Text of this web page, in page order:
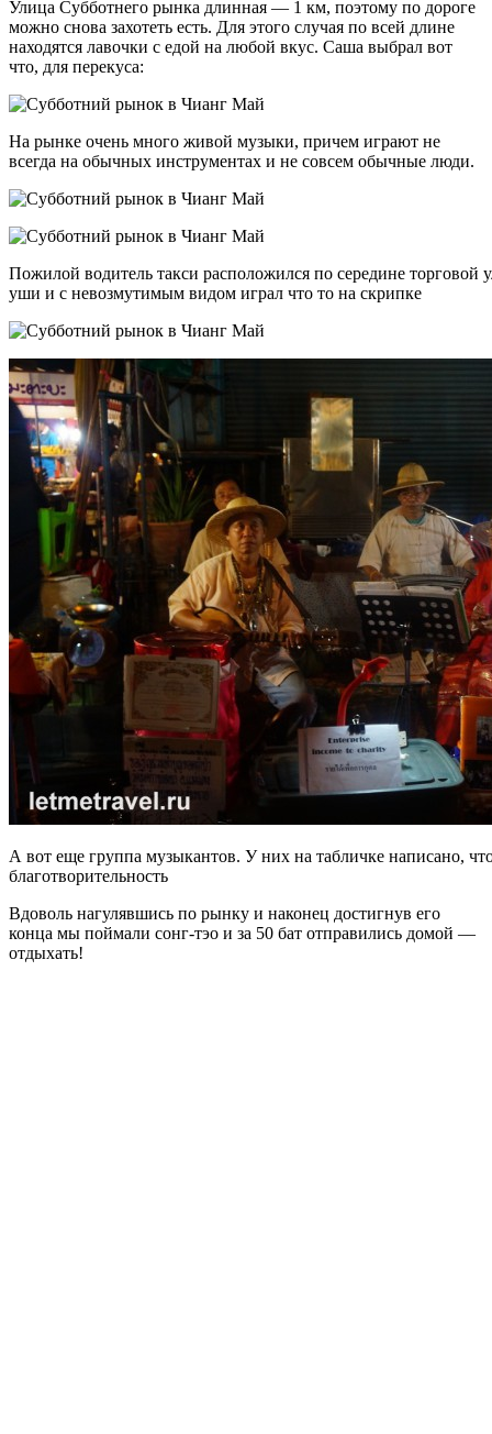
Улица Субботнего рынка длинная — 1 км, поэтому по дороге
можно снова захотеть есть. Для этого случая по всей длине
находятся лавочки с едой на любой вкус. Саша выбрал вот
что, для перекуса:
На рынке очень много живой музыки, причем играют не
всегда на обычных инструментах и не совсем обычные люди.
Пожилой водитель такси расположился по середине
уши и с невозмутимым видом играл что то на скрипке
А вот еще группа музыкантов. У них на табличке написано,
благотворительность
Вдоволь нагулявшись по рынку и наконец достигнув его
конца мы поймали сонг-тэо и за 50 бат отправились домой —
отдыхать!